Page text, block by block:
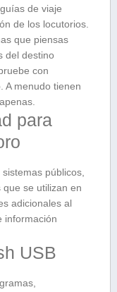
de viaje
de los locutorios.
que piensas
del destino
con
A menudo tienen
para
públicos,
se utilizan en
adicionales al
información
USB